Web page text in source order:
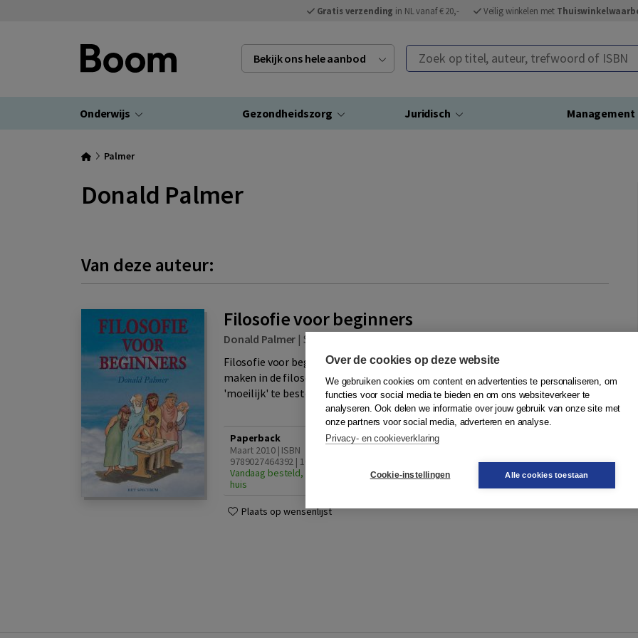
Gratis verzending in NL vanaf € 20,- Veilig winkelen met
Bekijk ons hele aanbod Zoek op titel, auteur, trefwoord of ISBN
Onderwijs Gezondheidszorg Juridisch Management
Palmer
Donald Palmer
Van deze auteur:
Filosofie voor beginners
Donald Palmer | Spectrum
Filosofie voor beginners wil op een uitermate originele wijze de leek wegwijs
maken in de filosofie, een terrein dat veel mensen direct geneigd zijn als
'moeilijk' te bestempelen. Filosofie voo...Meer
Paperback
Maart 2010 | ISBN
9789027464392 | 10e druk
Vandaag besteld, dinsdag in
huis
In winkelwagen
Plaats op wensenlijst
Over de cookies op deze website
We gebruiken cookies om content en advertenties te personaliseren, om
functies voor social media te bieden en om ons websiteverkeer te
analyseren. Ook delen we informatie over jouw gebruik van onze site met
onze partners voor social media, adverteren en analyse.
Privacy- en cookieverklaring
Cookie-instellingen Alle cookies toestaan